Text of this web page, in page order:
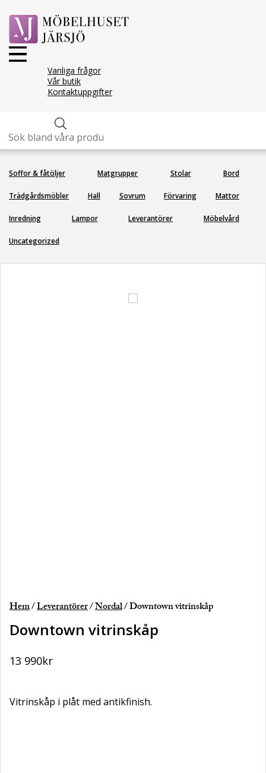
Vanliga frågor
Vår butik
Kontaktuppgifter
Downtown vitrinskåp
Soffor & fåtöljer Matgrupper Stolar Bord
Trädgårdsmöbler Hall Sovrum Förvaring Mattor
Inredning Lampor Leverantörer Möbelvård
Uncategorized
Hem/Leverantörer/Nordal/ Downtown vitrinskåp
Downtown vitrinskåp
13 990kr
Vitrinskåp i plåt med antikfinish.